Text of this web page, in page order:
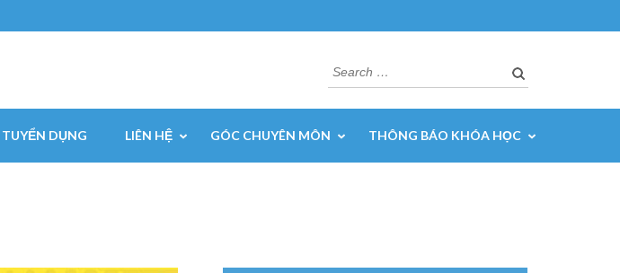
Search
for:
TUYỂN DỤNG LIÊN HỆ GÓC CHUYÊN MÔN THÔNG BÁO KHÓA HỌC